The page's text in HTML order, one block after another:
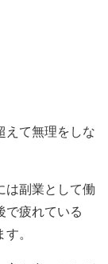
えて無理をしな
は副業として働
で疲れている
。